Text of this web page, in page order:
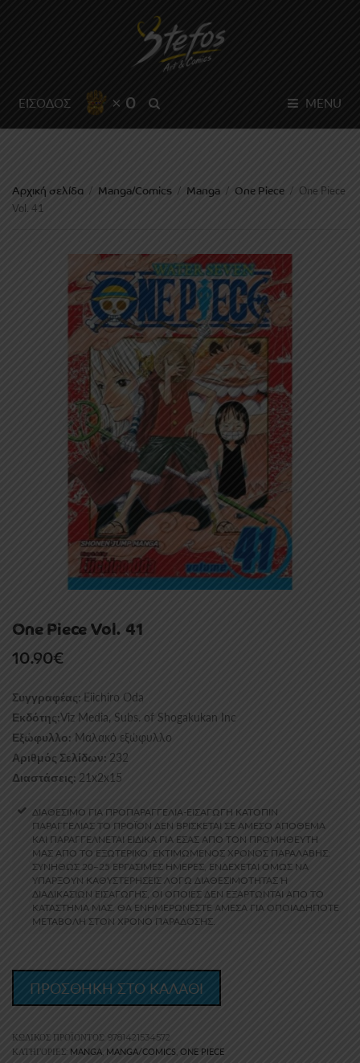
ΕΙΣΟΔΟΣ × 0 MENU
Αρχική σελίδα / Manga/Comics / Manga / One Piece / One Piece
Vol. 41
One Piece Vol. 41
10.90€
Συγγραφέας: Eiichiro Oda
Εκδότης:Viz Media, Subs. of Shogakukan Inc
Εξώφυλλο: Μαλακό εξώφυλλο
Αριθμός Σελίδων: 232
Διαστάσεις: 21x2x15
ΔΙΑΘΕΣΙΜΟ ΓΙΑ ΠΡΟΠΑΡΑΓΓΕΛΙΑ-ΕΙΣΑΓΩΓΗ ΚΑΤΟΠΙΝ
ΠΑΡΑΓΓΕΛΙΑΣ ΤΟ ΠΡΟΪΌΝ ΔΕΝ ΒΡΊΣΚΕΤΑΙ ΣΕ ΆΜΕΣΟ ΑΠΌΘΕΜΑ
ΚΑΙ ΠΑΡΑΓΓΈΛΝΕΤΑΙ ΕΙΔΙΚΆ ΓΙΑ ΕΣΆΣ ΑΠΌ ΤΟΝ ΠΡΟΜΗΘΕΥΤΉ
ΜΑΣ ΑΠΟ ΤΟ ΕΞΩΤΕΡΙΚΟ. ΕΚΤΙΜΏΜΕΝΟΣ ΧΡΌΝΟΣ ΠΑΡΑΛΑΒΉΣ:
ΣΥΝΉΘΩΣ 20–25 ΕΡΓΆΣΙΜΕΣ ΗΜΈΡΕΣ, ΕΝΔΈΧΕΤΑΙ ΌΜΩΣ ΝΑ
ΥΠΆΡΞΟΥΝ ΚΑΘΥΣΤΕΡΉΣΕΙΣ ΛΌΓΩ ΔΙΑΘΕΣΙΜΌΤΗΤΑΣ Ή Δ
ΙΑΔΙΚΑΣΙΏΝ ΕΙΣΑΓΩΓΉΣ, ΟΙ ΟΠΟΊΕΣ ΔΕΝ ΕΞΑΡΤΏΝΤΑΙ ΑΠΌ ΤΟ Κ
ΑΤΆΣΤΗΜΆ ΜΑΣ. ΘΑ ΕΝΗΜΕΡΏΝΕΣΤΕ ΆΜΕΣΑ ΓΙΑ ΟΠΟΙΑΔΉΠΟΤΕ Μ
ΕΤΑΒΟΛΉ ΣΤΟΝ ΧΡΌΝΟ ΠΑΡΆΔΟΣΗΣ.
ΠΡΟΣΘΗΚΗ ΣΤΟ ΚΑΛΑΘΙ
ΚΩΔΙΚΌΣ ΠΡΟΪΌΝΤΟΣ: 9781421534572
ΚΑΤΗΓΟΡΊΕΣ: MANGA MANGA/COMICS, ONE PIECE